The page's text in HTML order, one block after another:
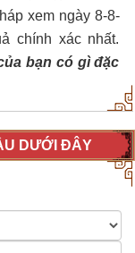
xem ngày 8-8-
chính xác nhất.
bạn có gì đặc
DƯỚI ĐÂY